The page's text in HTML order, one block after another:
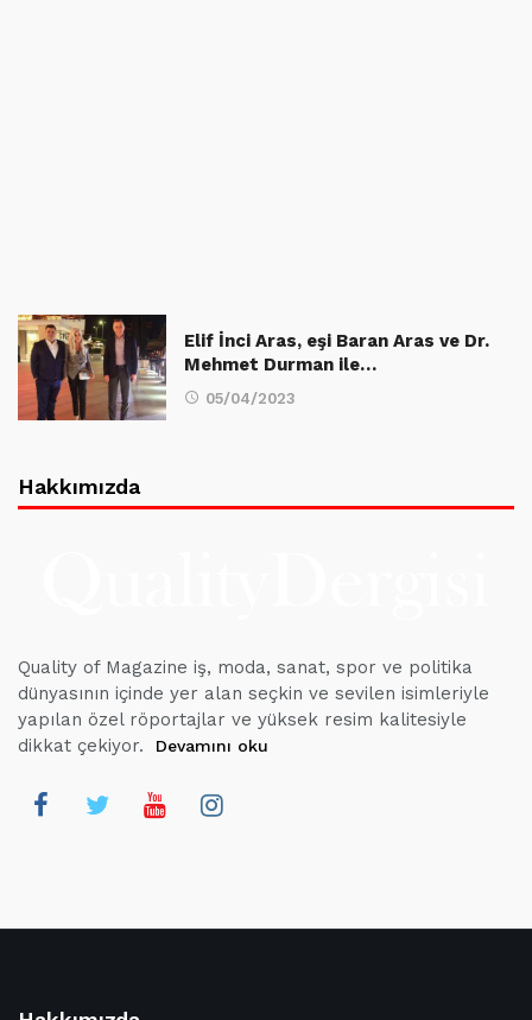
Elif İnci Aras, eşi Baran Aras ve Dr.
Mehmet Durman ile…
05/04/2023
Hakkımızda
Quality of Magazine iş, moda, sanat, spor ve politika
dünyasının içinde yer alan seçkin ve sevilen isimleriyle
yapılan özel röportajlar ve yüksek resim kalitesiyle
dikkat çekiyor.
Devamını oku